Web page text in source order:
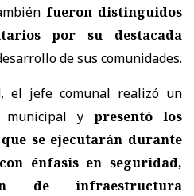
fueron distinguidos
por su destacada
de sus comunidades.
el jefe comunal realizó un
municipal ypresentó los
se ejecutarán durante
énfasis en seguridad,
de infraestructura